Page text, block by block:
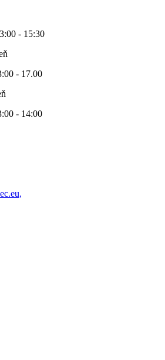
- 15:30
- 17.00
- 14:00